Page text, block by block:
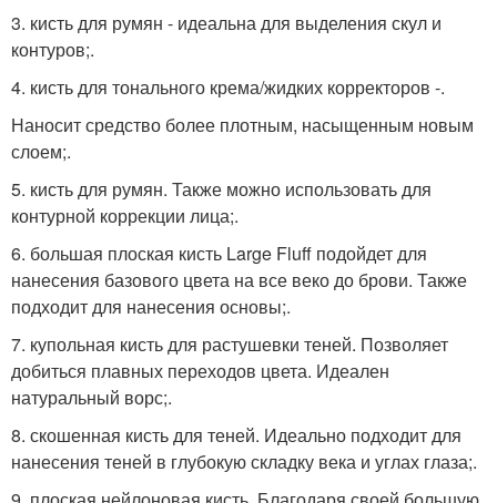
3. кисть для румян - идеальна для выделения скул и
контуров;.
4. кисть для тонального крема/жидких корректоров -.
Наносит средство более плотным, насыщенным новым
слоем;.
5. кисть для румян. Также можно использовать для
контурной коррекции лица;.
6. большая плоская кисть Large Fluff подойдет для
нанесения базового цвета на все веко до брови. Также
подходит для нанесения основы;.
7. купольная кисть для растушевки теней. Позволяет
добиться плавных переходов цвета. Идеален
натуральный ворс;.
8. скошенная кисть для теней. Идеально подходит для
нанесения теней в глубокую складку века и углах глаза;.